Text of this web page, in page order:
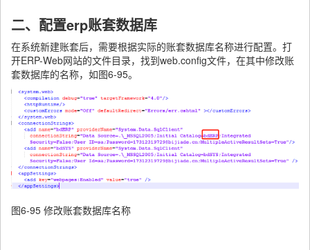
二、配置erp账套数据库
在系统新建账套后，需要根据实际的账套数据库名称进行配置。打
开ERP-Web网站的文件目录，找到web.config文件，在其中修改账
套数据库的名称，如图6-95。
图6-95 修改账套数据库名称